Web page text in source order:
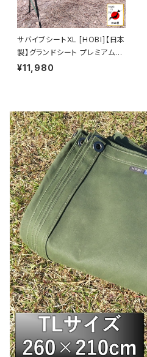
サバイブシートXL [HOBI]【日本
製】グランドシート プレミアム帆
布 強力防水パラフィン加工 [無
ア キャンプ レジャー ホビ HS1
8080 オリーブドラブ/キャメル
オレンジ【MADE IN JAPAN】
¥11,980